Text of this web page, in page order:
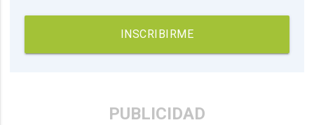
INSCRIBIRME
PUBLICIDAD